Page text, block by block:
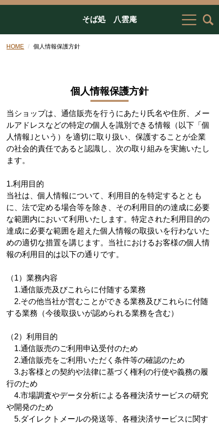
そば処 八雲庵
HOME 個人情報保護方針
個人情報保護方針
当ショップは、通信販売を行うにあたり氏名や住所、メー
ルアドレスなどの特定の個人を識別できる情報（以下「個
人情報｣という）を適切に取り扱い、保護することが企業
の社会的責任であると認識し、次の取り組みを実施いたし
ます。
1.利用目的
当社は、個人情報について、利用目的を特定するととも
に、法で定める場合等を除き、その利用目的の達成に必要
な範囲内において利用いたします。特定された利用目的の
達成に必要な範囲を超えた個人情報の取扱いを行わないた
めの適切な措置を講じます。当社におけるお客様の個人情
報の利用目的は以下の通りです。
（1）業務内容
1.通信販売及びこれらに付随する業務
2.その他当社が営むことができる業務及びこれらに付随
する業務（今後取扱いが認められる業務を含む）
（2）利用目的
1.通信販売のご利用申込受付のため
2.通信販売をご利用いただく条件等の確認のため
3.お客様との契約や法律に基づく権利の行使や義務の履
行のため
4.市場調査やデータ分析による各種決済サービスの研究
や開発のため
5.ダイレクトメールの発送等、各種決済サービスに関す